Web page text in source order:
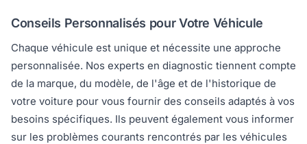
Conseils Personnalisés pour Votre Véhicule
Chaque véhicule est unique et nécessite une approche
personnalisée. Nos experts en diagnostic tiennent compte
de la marque, du modèle, de l'âge et de l'historique de
votre voiture pour vous fournir des conseils adaptés à vos
besoins spécifiques. Ils peuvent également vous informer
sur les problèmes courants rencontrés par les véhicules